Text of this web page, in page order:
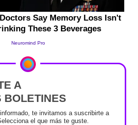
A
BOLETINES
te invitamos a suscribirte a
el que más te guste.